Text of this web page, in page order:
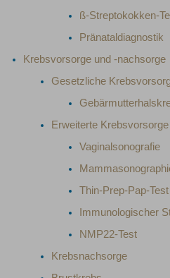
ß-Streptokokken-
Pränataldiagnostik
Krebsvorsorge und -nachsorge
Gesetzliche
Erweiterte Krebsvorsorge
Vaginalsonografie
Thin-Prep-Pap-Test
Immunologischer
NMP22-Test
Krebsnachsorge